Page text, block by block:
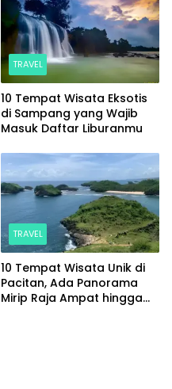
TRAVEL
10 Tempat Wisata Eksotis
di Sampang yang Wajib
Masuk Daftar Liburanmu
TRAVEL
10 Tempat Wisata Unik di
Pacitan, Ada Panorama
Mirip Raja Ampat hingga